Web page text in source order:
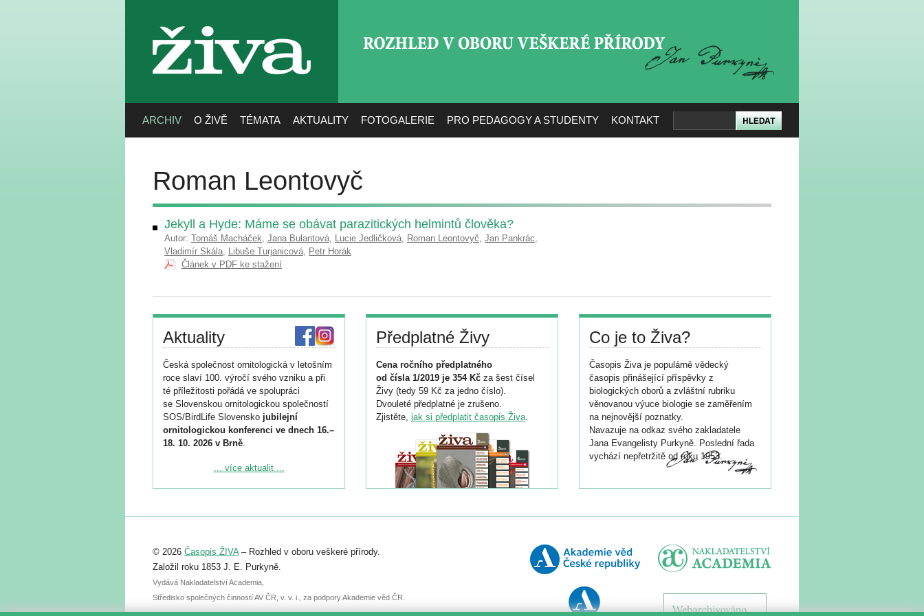
živa
ARCHIV O ŽIVĚ TÉMATA AKTUALITY FOTOGALERIE PRO PEDAGOGY A STUDENTY KONTAKT
Roman Leontovyč
Jekyll a Hyde: Máme se obávat parazitických helmintů člověka?
Autor: Tomáš Macháček, Jana Bulantová, Lucie Jedličková, Roman Leontovyč, Jan Pankrác,
Vladimír Skála, Libuše Turjanicová, Petr Horák
Článek v PDF ke stažení
Aktuality
Česká společnost ornitologická v letošním
roce slaví 100. výročí svého vzniku a při
té příležitosti pořádá ve spolupráci
se Slovenskou ornitologickou společností
SOS/BirdLife Slovensko jubilejní
ornitologickou konferenci ve dnech 16.–
18. 10. 2026 v Brně.
Podrobnější informace ke konferenci
Registrovat se můžete do 6. září.
abstraktu přihlášené přednášky nebo
posteru je už 30. června.
... více aktualit ...
Předplatné Živy
Cena ročního předplatného
od čísla 1/2019 je 354 Kč za šest čísel
Živy (tedy 59 Kč za jedno číslo).
Dvouleté předplatné je zrušeno.
Zjistěte, jak si předplatit časopis Živa.
Co je to Živa?
Časopis Živa je populárně vědecký
časopis přinášející příspěvky z
biologických oborů a zvláštní rubriku
věnovanou výuce biologie se zaměřením
na nejnovější poznatky.
Navazuje na odkaz svého zakladatele
Jana Evangelisty Purkyně. Poslední řada
vychází nepřetržitě od roku 1953.
© 2026 Časopis ŽIVA– Rozhled v oboru veškeré přírody.
Založil roku 1853 J. E. Purkyně.
Vydává Nakladatelství Academia,
Středisko společných činností AV ČR, v. v. i., za podpory Akademie věd ČR.